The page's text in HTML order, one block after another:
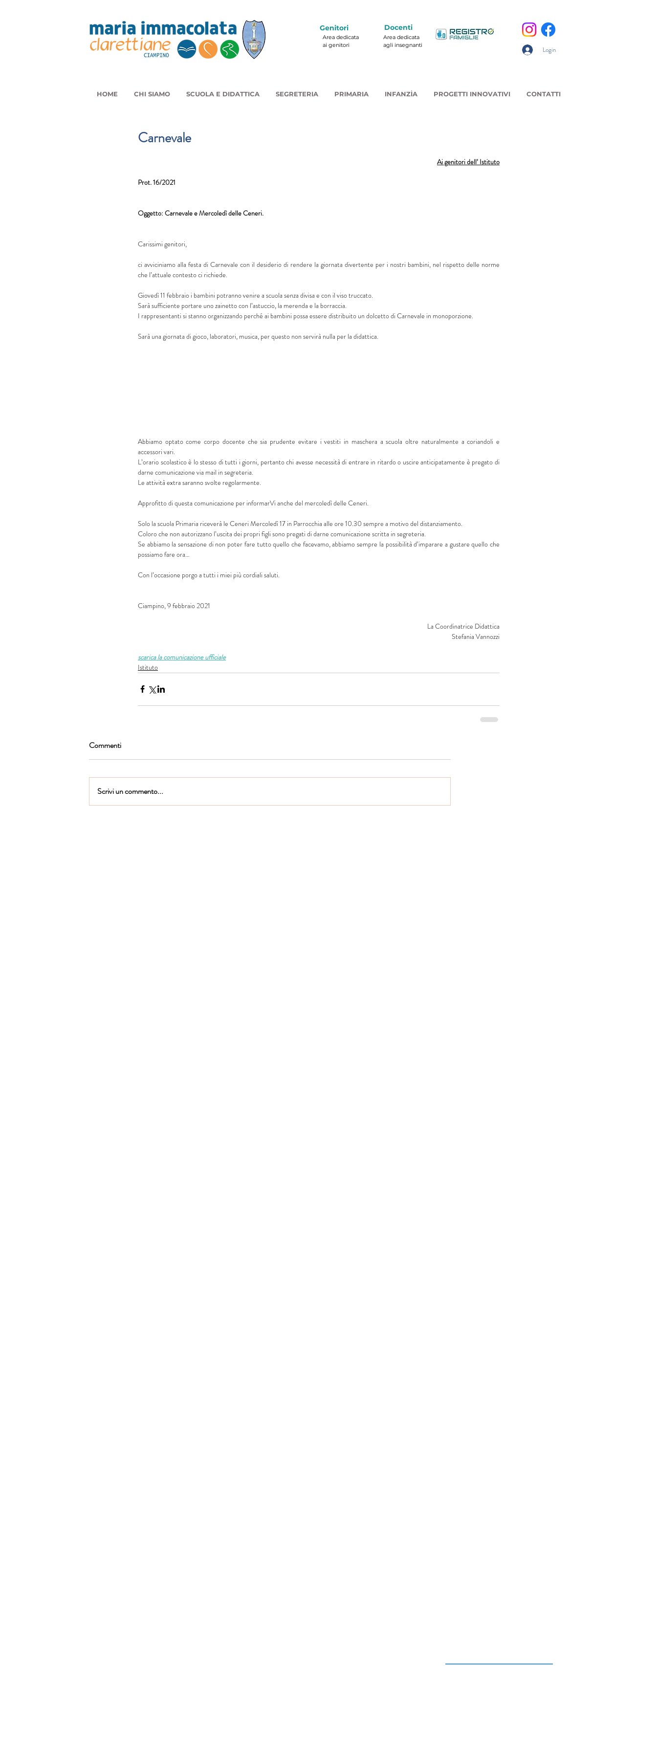
Area dedicata
ai genitori
Genitori Docenti
Area dedicata
agli insegnanti
Login
HOME CHI SIAMO SCUOLA E DIDATTICA SEGRETERIA PRIMARIA INFANZIA PROGETTI INNOVATIVI CONTATTI
Carnevale
Ai genitori dell’ Istituto
Prot. 16/2021
Oggetto: Carnevale e Mercoledì delle Ceneri.
Carissimi genitori,
ci avviciniamo alla festa di Carnevale con il desiderio di rendere la giornata divertente per i nostri bambini, nel rispetto delle norme
che l’attuale contesto ci richiede.
Giovedì 11 febbraio i bambini potranno venire a scuola senza divisa e con il viso truccato.
Sarà sufficiente portare uno zainetto con l’astuccio, la merenda e la borraccia.
I rappresentanti si stanno organizzando perché ai bambini possa essere distribuito un dolcetto di Carnevale in monoporzione.
Sarà una giornata di gioco, laboratori, musica, per questo non servirà nulla per la didattica.
Abbiamo optato come corpo docente che sia prudente evitare i vestiti in maschera a scuola oltre naturalmente a coriandoli e
accessori vari.
L’orario scolastico è lo stesso di tutti i giorni, pertanto chi avesse necessità di entrare in ritardo o uscire anticipatamente è pregato di
darne comunicazione via mail in segreteria.
Le attività extra saranno svolte regolarmente.
Approfitto di questa comunicazione per informarVi anche del mercoledì delle Ceneri.
Solo la scuola Primaria riceverà le Ceneri Mercoledì 17 in Parrocchia alle ore 10.30 sempre a motivo del distanziamento.
Coloro che non autorizzano l’uscita dei propri figli sono pregati di darne comunicazione scritta in segreteria.
Se abbiamo la sensazione di non poter fare tutto quello che facevamo, abbiamo sempre la possibilità d’imparare a gustare quello che
possiamo fare ora…
Con l’occasione porgo a tutti i miei più cordiali saluti.
Ciampino, 9 febbraio 2021
La Coordinatrice Didattica
Stefania Vannozzi
scarica la comunicazione ufficiale
Istituto
Commenti
Scrivi un commento...